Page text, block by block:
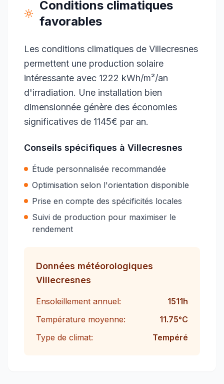
Conditions climatiques
favorables
Les conditions climatiques de Villecresnes
permettent une production solaire
intéressante avec 1222 kWh/m²/an
d'irradiation. Une installation bien
dimensionnée génère des économies
significatives de 1145€ par an.
Conseils spécifiques à Villecresnes
Étude personnalisée recommandée
Optimisation selon l'orientation disponible
Prise en compte des spécificités locales
Suivi de production pour maximiser le
rendement
Données météorologiques
Villecresnes
Ensoleillement annuel: 1511h
Température moyenne:
11.75°C
Type de climat:
Tempéré